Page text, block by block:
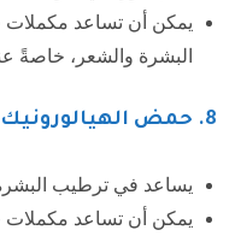
يمكن أن تساعد
البشرة والشعر، خاصةً
8. حمض
يساعد في ترطيب
يمكن أن تساعد مكملات